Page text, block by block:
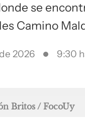
se
Camino
2026 9:30
Britos / FocoUy